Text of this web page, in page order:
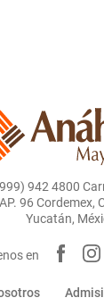
942 4800
96 Cordemex,
Yucatán,
en